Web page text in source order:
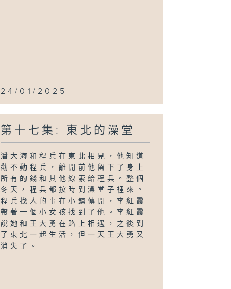
24/01/2025
第十七集: 東北的澡堂
潘大海和程兵在東北相見，他知道
勸不動程兵，離開前他留下了身上
所有的錢和其他線索給程兵。整個
冬天，程兵都按時到澡堂子裡來。
程兵找人的事在小鎮傳開，李紅霞
帶著一個小女孩找到了他。李紅霞
說她和王大勇在路上相遇，之後到
了東北一起生活，但一天王大勇又
消失了。